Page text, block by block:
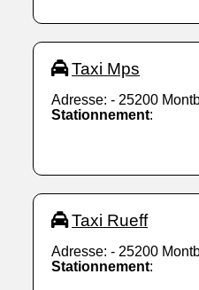
Taxi Mps
Adresse: - 25200
Stationnement:
Taxi Rueff
Adresse: - 25200
Stationnement: